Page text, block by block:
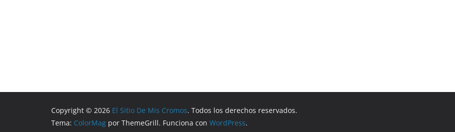
Copyright © 2026 El Sitio De Mis Cromos. Todos los derechos reservados.
Tema: ColorMag por ThemeGrill. Funciona con WordPress.